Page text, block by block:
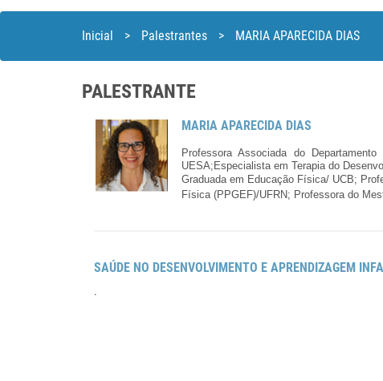
Inicial > Palestrantes > MARIA APARECIDA DIAS
PALESTRANTE
MARIA APARECIDA DIAS
Professora Associada do
UESA;Especialista em Terapia do
Graduada em Educação Física/ UCB;
Física (PPGEF)/UFRN; Professora do
SAÚDE NO DESENVOLVIMENTO E APRENDIZAGEM
.